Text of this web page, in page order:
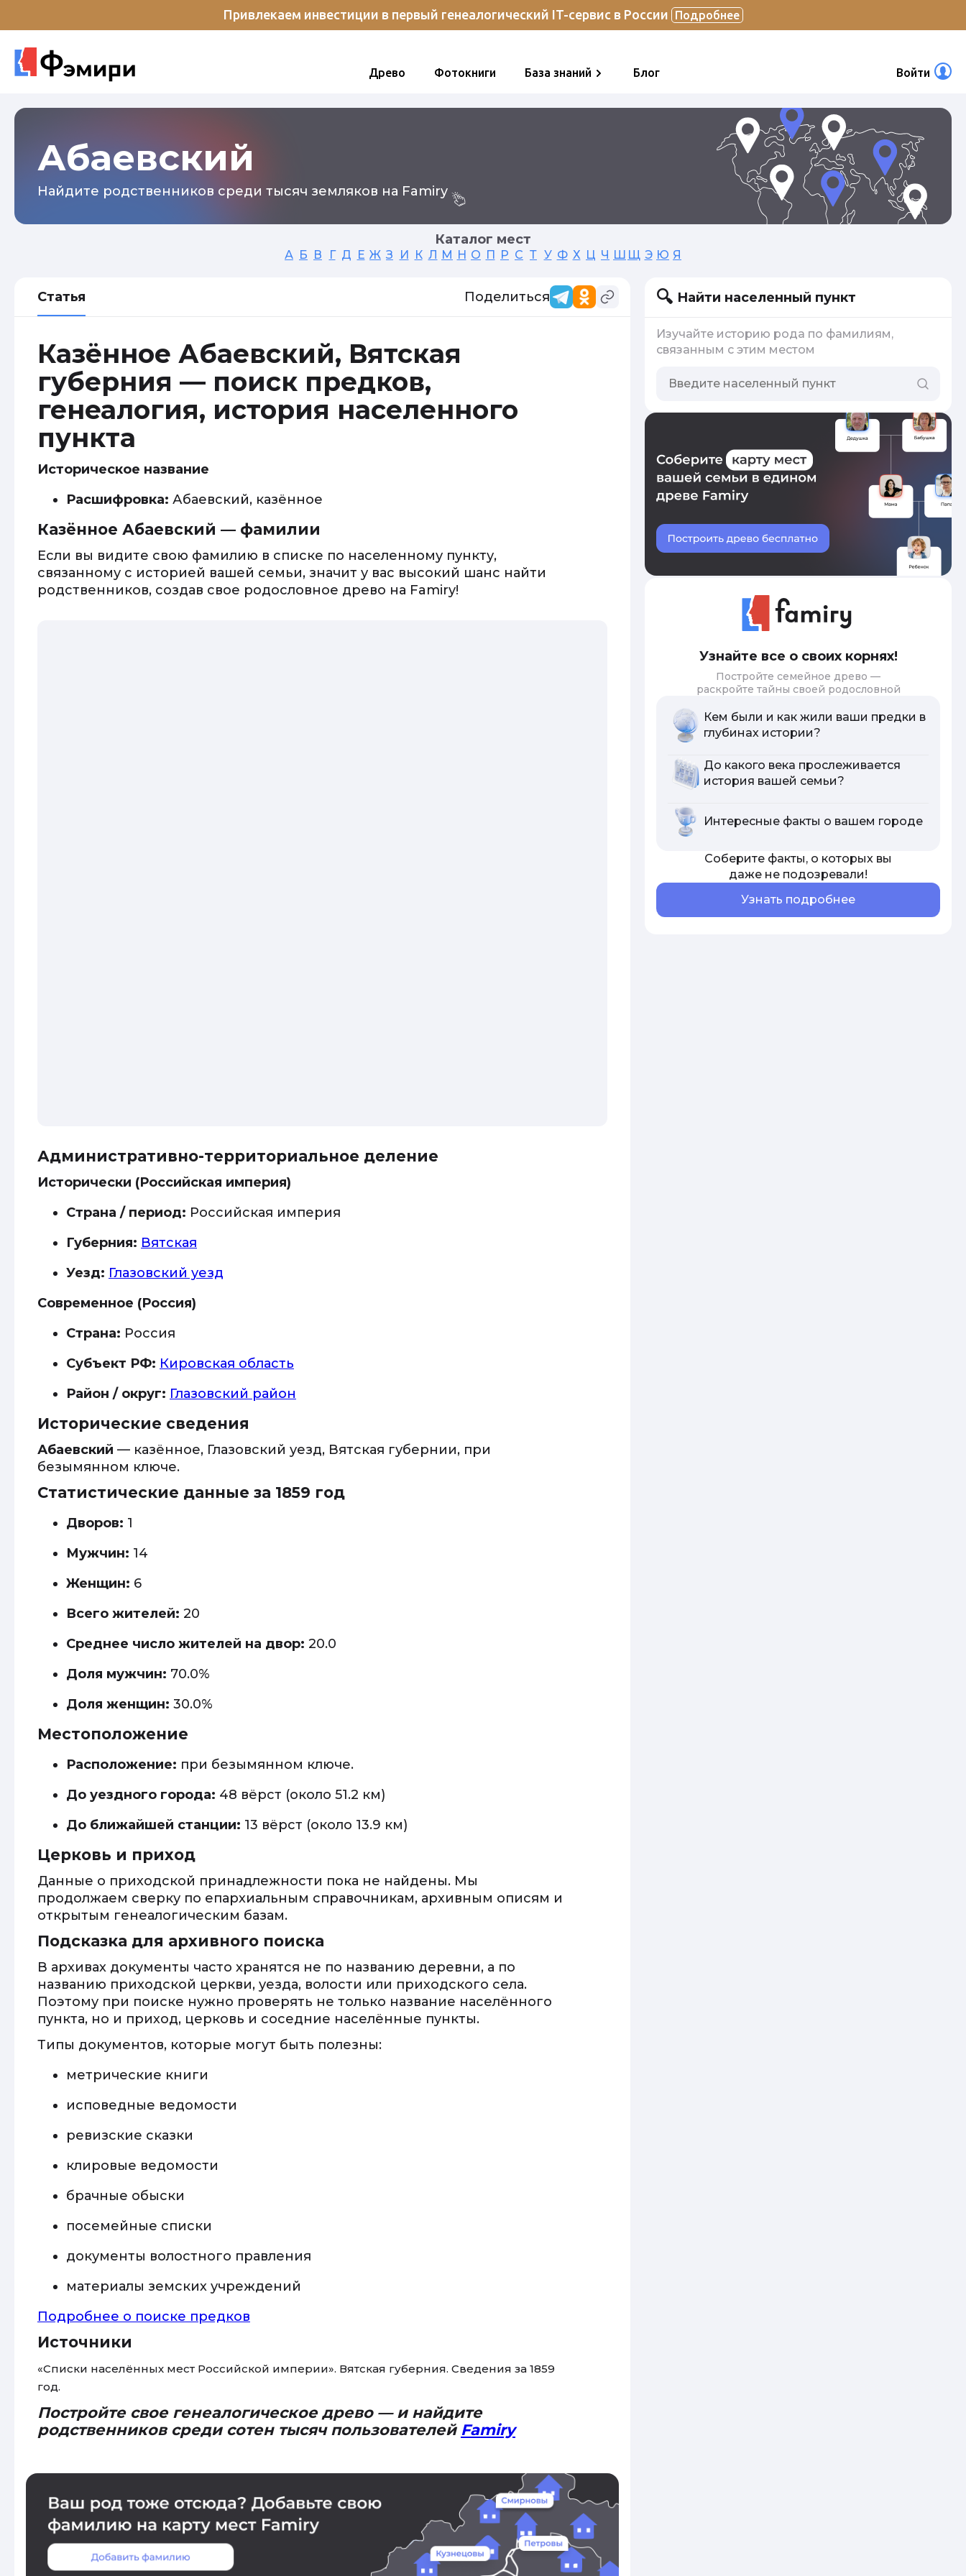
Привлекаем инвестиции в первый генеалогический IT-сервис в России Подробнее
Древо Фотокниги База знаний Блог Войти
Абаевский
Найдите родственников среди тысяч земляков на Famiry
Каталог мест
А Б В Г Д Е Ж З И К Л М Н О П Р С Т У Ф Х Ц Ч Ш Щ Э Ю Я
Статья Поделиться
Казённое Абаевский, Вятская
губерния — поиск предков,
генеалогия, история населенного
пункта
Историческое название
Расшифровка: Абаевский, казённое
Казённое Абаевский — фамилии
Если вы видите свою фамилию в списке по населенному пункту,
связанному с историей вашей семьи, значит у вас высокий шанс найти
родственников, создав свое родословное древо на Famiry!
Административно-территориальное деление
Исторически (Российская империя)
Страна / период: Российская империя
Губерния: Вятская
Уезд: Глазовский уезд
Современное (Россия)
Страна: Россия
Субъект РФ: Кировская область
Район / округ: Глазовский район
Исторические сведения
Абаевский — казённое, Глазовский уезд, Вятская губернии, при
безымянном ключе.
Статистические данные за 1859 год
Дворов: 1
Мужчин: 14
Женщин: 6
Всего жителей: 20
Среднее число жителей на двор: 20.0
Доля мужчин: 70.0%
Доля женщин: 30.0%
Местоположение
Расположение: при безымянном ключе.
До уездного города: 48 вёрст (около 51.2 км)
До ближайшей станции: 13 вёрст (около 13.9 км)
Церковь и приход
Данные о приходской принадлежности пока не найдены. Мы
продолжаем сверку по епархиальным справочникам, архивным описям и
открытым генеалогическим базам.
Подсказка для архивного поиска
В архивах документы часто хранятся не по названию деревни, а по
названию приходской церкви, уезда, волости или приходского села.
Поэтому при поиске нужно проверять не только название населённого
пункта, но и приход, церковь и соседние населённые пункты.
Типы документов, которые могут быть полезны:
метрические книги
исповедные ведомости
ревизские сказки
клировые ведомости
брачные обыски
посемейные списки
документы волостного правления
материалы земских учреждений
Подробнее о поиске предков
Источники
«Списки населённых мест Российской империи». Вятская губерния. Сведения за 1859
год.
Постройте свое генеалогическое древо — и найдите
родственников среди сотен тысяч пользователей Famiry
Найти населенный пункт
Изучайте историю рода по фамилиям,
связанным с этим местом
Узнайте все о своих корнях!
Постройте семейное древо —
раскройте тайны своей родословной
Кем были и как жили ваши предки в
глубинах истории?
До какого века прослеживается
история вашей семьи?
Интересные факты о вашем городе
Соберите факты, о которых вы
даже не подозревали!
Узнать подробнее